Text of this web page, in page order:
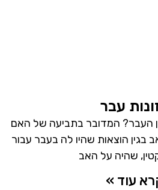
עבר
העבר? המדובר בתביעה של האם
הוצאות שהיו לה בעבר עבור
שהיה על האב
עוד »